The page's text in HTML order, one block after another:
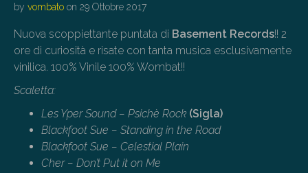
by vombato on 29 Ottobre 2017
Nuova scoppiettante puntata di Basement Records!! 2
ore di curiosità e risate con tanta musica esclusivamente
vinilica. 100% Vinile 100% Wombat!!
Scaletta:
Les Yper Sound – Psichè Rock (Sigla)
Blackfoot Sue – Standing in the Road
Blackfoot Sue – Celestial Plain
Cher – Don’t Put it on Me